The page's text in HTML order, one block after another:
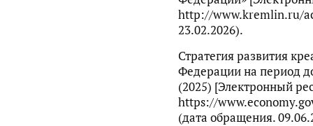
http://www.kremlin.ru/
23.02.2026).
Стратегия развития
Федерации на период
(2025) [Электронный
https://
(дата обращения.